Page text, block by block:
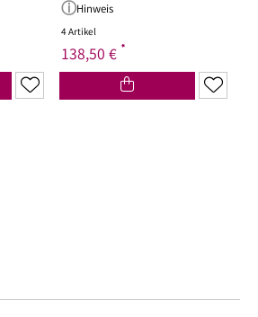
Hinweis
4 Artikel
138,50 € *